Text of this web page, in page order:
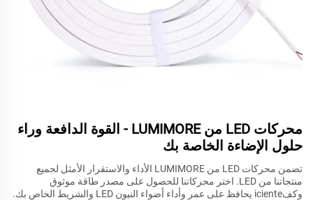
محركات LED من LUMIMORE - القوة الدافعة وراء
حلول الإضاءة الخاصة بك
تضمن محركات LED من LUMIMORE الأداء والاستقرار الأمثل لجميع
منتجاتنا من LED. اختر محركاتنا للحصول على مصدر طاقة موثوق
وكفiciente يحافظ على عمر وأداء أضواء النيون LED والشريط الخاص بك.